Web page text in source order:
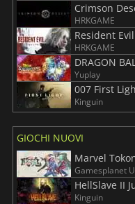
Crimson
HRKGAME
Resident
HRKGAME
Yuplay
007 First
Kinguin
GIOCHI NUOVI
Marvel
Gamesplanet
HellSlave II
Kinguin